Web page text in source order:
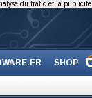
SHOP
du trafic et la publicité